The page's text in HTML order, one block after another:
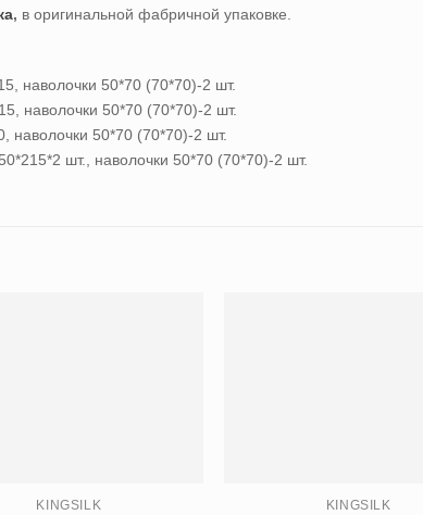
, в оригинальной фабричной упаковке.
наволочки 50*70 (70*70)-2 шт.
наволочки 50*70 (70*70)-2 шт.
наволочки 50*70 (70*70)-2 шт.
шт., наволочки 50*70 (70*70)-2 шт.
KINGSILK KINGSILK